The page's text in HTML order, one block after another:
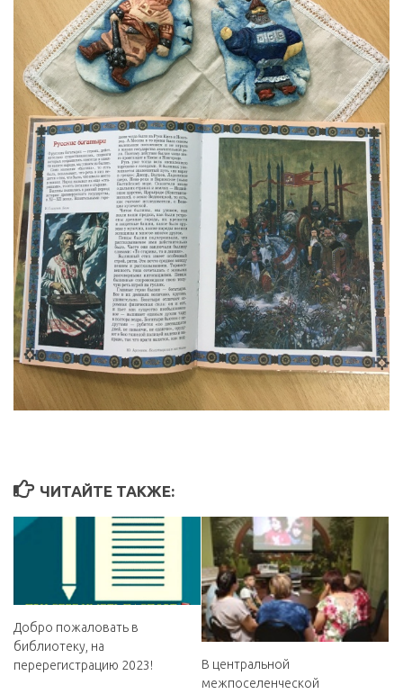
ЧИТАЙТЕ ТАКЖЕ:
Добро пожаловать в
библиотеку, на
перерегистрацию 2023!
В центральной
межпоселенческой